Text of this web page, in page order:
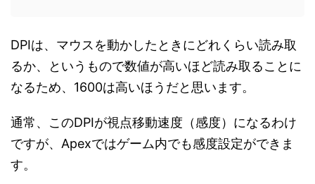
DPIは、マウスを動かしたときにどれくらい読み取
るか、というもので数値が高いほど読み取ることに
なるため、1600は高いほうだと思います。
通常、このDPIが視点移動速度（感度）になるわけ
ですが、Apexではゲーム内でも感度設定ができま
す。